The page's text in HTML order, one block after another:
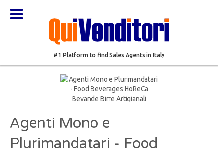
#1 Platform to find Sales Agents in Italy
Agenti Mono e
Plurimandatari - Food